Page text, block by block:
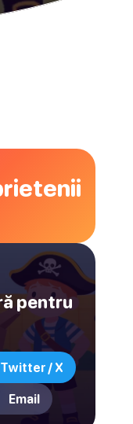
pentru
Twitter / X
Email